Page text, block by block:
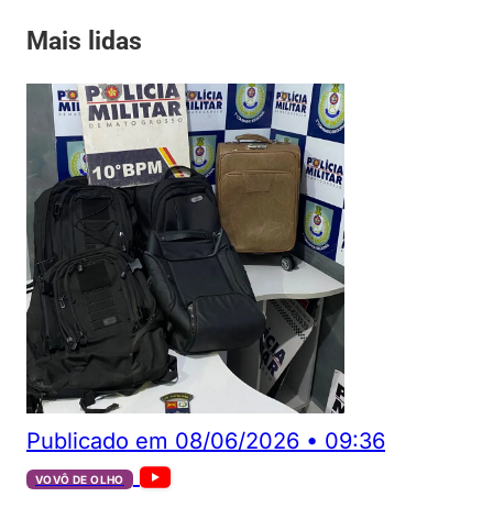
Mais lidas
Publicado em 08/06/2026 • 09:36
VOVÔ DE OLHO